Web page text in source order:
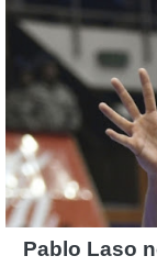
Pablo Laso